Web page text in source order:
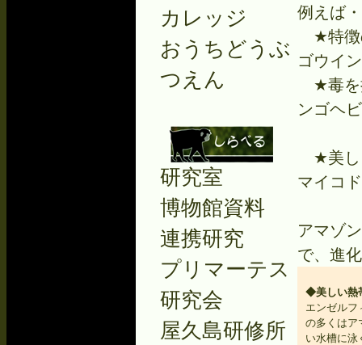
例えば
★特徴
ゴウイ
★毒を
ンゴヘ
★美し
マイコ
アマゾ
で、進
◆美しい熱
エンゼルフ
の多くはア
い水槽に泳
カレッジ
おうちどうぶ
つえん
研究室
博物館資料
連携研究
プリマーテス
研究会
屋久島研修所